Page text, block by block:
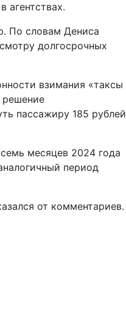
агентствах.
По словам Дениса
долгосрочных
взимания «таксы
решение
пассажиру 185 рублей
месяцев 2024 года
период
от комментариев.